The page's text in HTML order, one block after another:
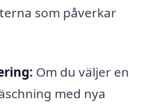
som påverkar
Om du väljer en
med nya